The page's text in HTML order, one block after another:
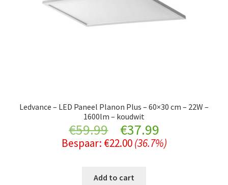
Ledvance – LED Paneel Planon Plus – 60×30 cm – 22W –
1600lm – koudwit
€59.99
Original
price
was:
€37.99Current
price
Bespaar: €22.00 (36.7%)
Add to cart